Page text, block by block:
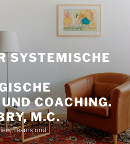
SYSTEMISCHE
COACHING.
M.C.
Teams und